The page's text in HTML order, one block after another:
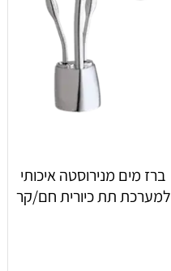
ברז מים מנירוסטה איכותי
למערכת תת כיורית חם/קר